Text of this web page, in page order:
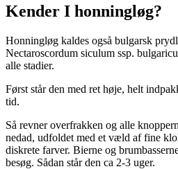
Kender I honningløg?
Honningløg kaldes også bulgarsk
Nectaroscordum siculum ssp.
alle stadier.
Først står den med ret høje, helt
tid.
Så revner overfrakken og alle
nedad, udfoldet med et væld af fine
diskrete farver. Bierne og
besøg. Sådan står den ca 2-3 uger.